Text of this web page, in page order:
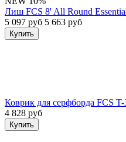
Лиш FCS 8' All Round
5 097 руб 5 663 руб
Купить
Коврик для серфборда FCS
4 828 руб
Купить